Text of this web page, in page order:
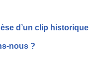
d’un clip historique
nous ?